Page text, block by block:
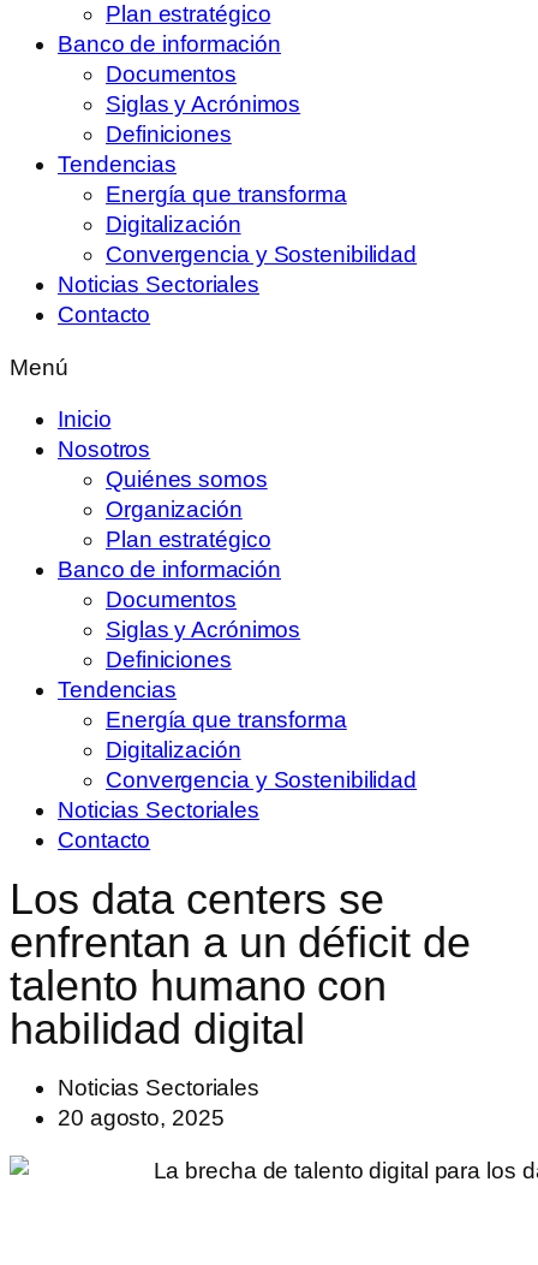
Plan estratégico
Banco de información
Documentos
Siglas y Acrónimos
Definiciones
Tendencias
Energía que transforma
Digitalización
Convergencia y Sostenibilidad
Noticias Sectoriales
Contacto
Menú
Inicio
Nosotros
Quiénes somos
Organización
Plan estratégico
Banco de información
Documentos
Siglas y Acrónimos
Definiciones
Tendencias
Energía que transforma
Digitalización
Convergencia y Sostenibilidad
Noticias Sectoriales
Contacto
Los data centers se
enfrentan a un déficit de
talento humano con
habilidad digital
Noticias Sectoriales
20 agosto, 2025